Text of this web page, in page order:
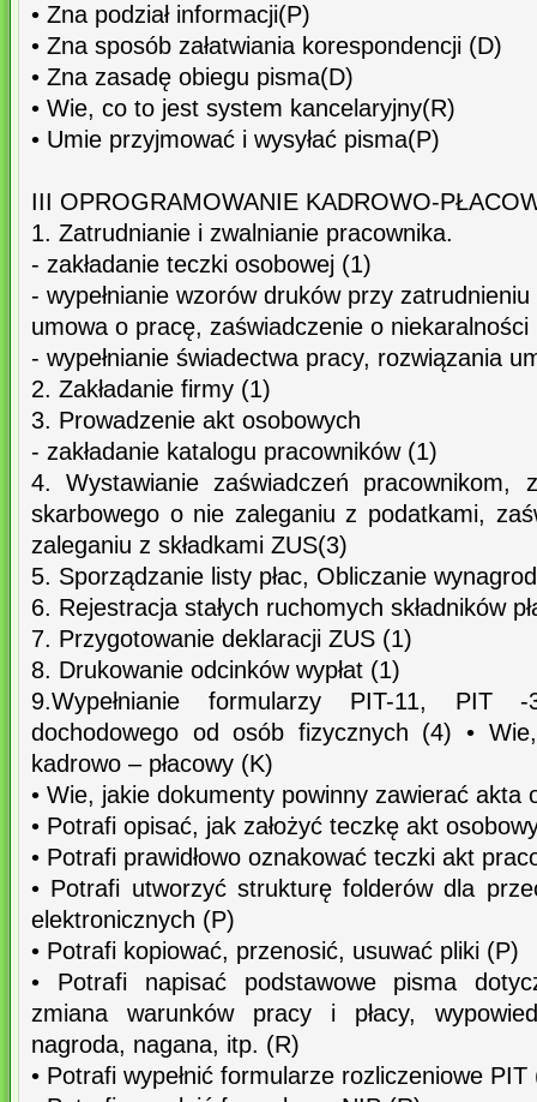
• Zna podział informacji(P)
• Zna sposób załatwiania korespondencji (D)
• Zna zasadę obiegu pisma(D)
• Wie, co to jest system kancelaryjny(R)
• Umie przyjmować i wysyłać pisma(P)
III OPROGRAMOWANIE KADROWO-
1. Zatrudnianie i zwalnianie pracownika.
- zakładanie teczki osobowej (1)
- wypełnianie wzorów druków przy
umowa o pracę, zaświadczenie o
- wypełnianie świadectwa pracy, rozwiązania
2. Zakładanie firmy (1)
3. Prowadzenie akt osobowych
- zakładanie katalogu pracowników (1)
4. Wystawianie zaświadczeń pracownikom,
skarbowego o nie zaleganiu z podatkami,
zaleganiu z składkami ZUS(3)
5. Sporządzanie listy płac, Obliczanie
6. Rejestracja stałych ruchomych składników
7. Przygotowanie deklaracji ZUS (1)
8. Drukowanie odcinków wypłat (1)
9.Wypełnianie formularzy PIT-11, PIT
dochodowego od osób fizycznych (4) •
kadrowo – płacowy (K)
• Wie, jakie dokumenty powinny zawierać akta
• Potrafi opisać, jak założyć teczkę akt
• Potrafi prawidłowo oznakować teczki akt
• Potrafi utworzyć strukturę folderów dla
elektronicznych (P)
• Potrafi kopiować, przenosić, usuwać pliki (P)
• Potrafi napisać podstawowe pisma
zmiana warunków pracy i płacy,
nagroda, nagana, itp. (R)
• Potrafi wypełnić formularze rozliczeniowe PIT